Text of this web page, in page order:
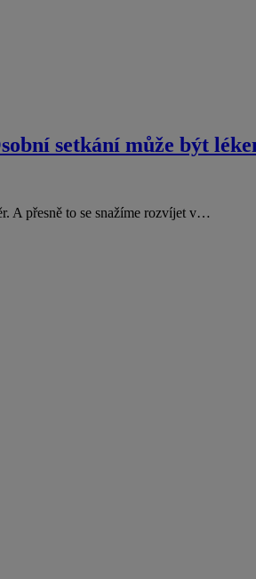
setkání může být
A přesně to se snažíme rozvíjet v…